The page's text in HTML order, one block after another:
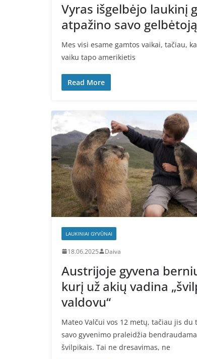
Vyras išgelbėjo laukinį
atpažino savo
Mes visi esame gamtos vaikai, tačiau,
vaiku tapo amerikietis
Read More
LAUKINIAI GYVŪNAI
18.06.2025 Daiva
Austrijoje gyvena
kurį už akių vadina
valdovu“
Mateo Valčui vos 12 metų, tačiau jis du
savo gyvenimo praleidžia
švilpikais. Tai ne dresavimas, ne